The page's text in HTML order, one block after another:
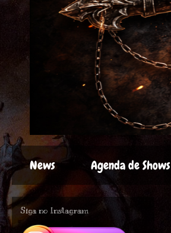
News Agenda de Shows
Siga no Instagram